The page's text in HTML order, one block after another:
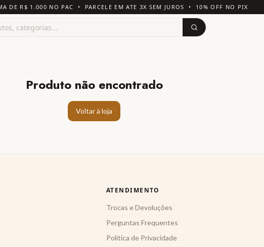
DE R$ 1.000 NO PAC • PARCELE EM ATE 3X SEM JUROS • 10% OFF NO PIX
Produto não encontrado
Voltar à loja
ATENDIMENTO
Trocas e Devoluções
Perguntas Frequentes
Política de Privacidade